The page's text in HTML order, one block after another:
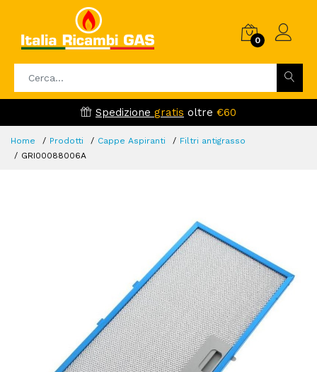
0
Spedizione gratis oltre €60
Home Prodotti Cappe Aspiranti
Filtri antigrasso
GRI00088006A